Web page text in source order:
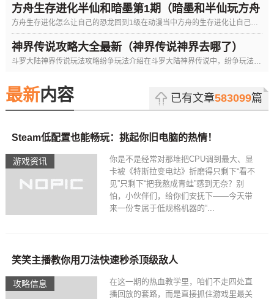
万道神域红包版下载（万道神域红包版下载安装）
方舟生存进化半仙和暗墨第1期（暗墨和半仙玩方舟
生存进化）
方舟生存进化怎么让自己的恐龙回到1级在动漫当中方舟的生存进化让自己的恐龙回到一级，那是不可能实现的。因为方舟
神界传说攻略大全最新（神界传说神界去哪了）
斗罗大陆神界传说玩法攻略纷争玩法介绍在斗罗大陆神界传说中，纷争玩法有什么样的特别之处？要参与纷争玩法又有什
最新内容 已有文章583099篇
游戏资讯
Steam低配置也能畅玩：挑起你旧电脑的热情！
你是不是经常对那堆把CPU调到最大、显
卡被《特斯拉变电站》折磨得只剩下“看不
见”只剩下“把我熬成青蛙”感到无奈？别
怕，小伙伴们，给你们安抚下——今天带
来一份专属于低规格机器的“...
攻略信息
笑笑主播教你用刀法快速秒杀顶级敌人
在这一期的热血教学里，咱们不走四处直
播回放的套路，而是直接抓住游戏里最关